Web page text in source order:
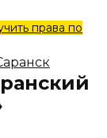
права по